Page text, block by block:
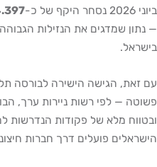
ביוני 2026 נסחר היקף של כ-
4.397
— נתון שמדגים את הנזילות
בישראל.
פשוטה — לפי רשות ניירות ערך,
ובטווח מלא של פקודות הנדרשות
הישראלים פועלים דרך חברות